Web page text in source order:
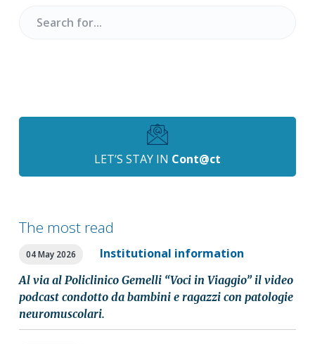
LET’S STAY IN Cont@ct
The most read
04 May 2026 Institutional information
Al via al Policlinico Gemelli “Voci in Viaggio” il video
podcast condotto da bambini e ragazzi con patologie
neuromuscolari.